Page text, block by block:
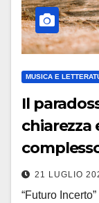
MUSICA E
Il
chiarezza
21 LUGLIO
“Futuro